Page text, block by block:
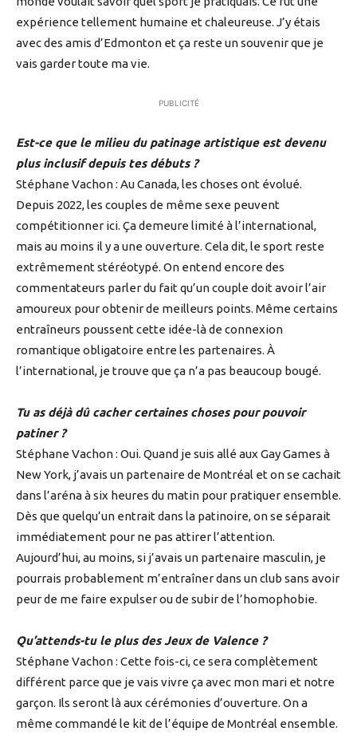
expérience tellement humaine et chaleureuse. J’y étais
avec des amis d’Edmonton et ça reste un souvenir que je
vais garder toute ma vie.
PUBLICITÉ
Est-ce que le milieu du patinage artistique est devenu
plus inclusif depuis tes débuts ?
Stéphane Vachon : Au Canada, les choses ont évolué.
Depuis 2022, les couples de même sexe peuvent
compétitionner ici. Ça demeure limité à l’international,
mais au moins il y a une ouverture. Cela dit, le sport reste
extrêmement stéréotypé. On entend encore des
commentateurs parler du fait qu’un couple doit avoir l’air
amoureux pour obtenir de meilleurs points. Même certains
entraîneurs poussent cette idée-là de connexion
romantique obligatoire entre les partenaires. À
l’international, je trouve que ça n’a pas beaucoup bougé.
Tu as déjà dû cacher certaines choses pour pouvoir
patiner ?
Stéphane Vachon : Oui. Quand je suis allé aux Gay Games à
New York, j’avais un partenaire de Montréal et on se cachait
dans l’aréna à six heures du matin pour pratiquer ensemble.
Dès que quelqu’un entrait dans la patinoire, on se séparait
immédiatement pour ne pas attirer l’attention.
Aujourd’hui, au moins, si j’avais un partenaire masculin, je
pourrais probablement m’entraîner dans un club sans avoir
peur de me faire expulser ou de subir de l’homophobie.
Qu’attends-tu le plus des Jeux de Valence ?
Stéphane Vachon : Cette fois-ci, ce sera complètement
différent parce que je vais vivre ça avec mon mari et notre
garçon. Ils seront là aux cérémonies d’ouverture. On a
même commandé le kit de l’équipe de Montréal ensemble.